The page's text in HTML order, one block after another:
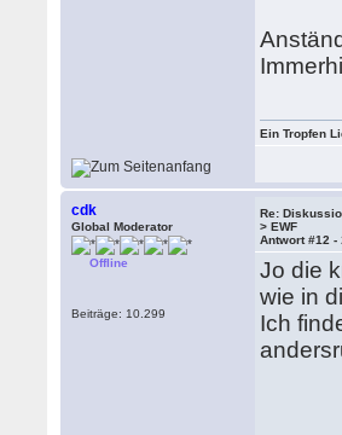
Ein Tropfen
cdk
Global Moderator
Offline
Beiträge: 10.299
Re:
> EWF
Antwort #12 -
Jo die
wie in
Ich